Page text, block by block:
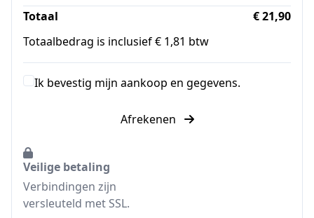
Totaal
€ 21,90
Totaalbedrag is inclusief € 1,81 btw
Ik bevestig mijn aankoop en gegevens.
Afrekenen
Veilige betaling
Verbindingen zijn
versleuteld met SSL.